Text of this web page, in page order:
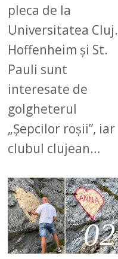
pleca de la
Universitatea Cluj.
Hoffenheim și St.
Pauli sunt
interesate de
golgheterul
„Șepcilor roșii”, iar
clubul clujean…
02